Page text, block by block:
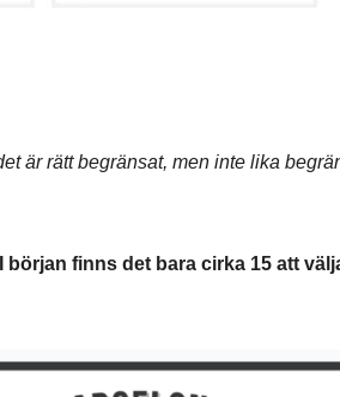
är rätt begränsat, men inte lika
I början finns det bara cirka 15 att